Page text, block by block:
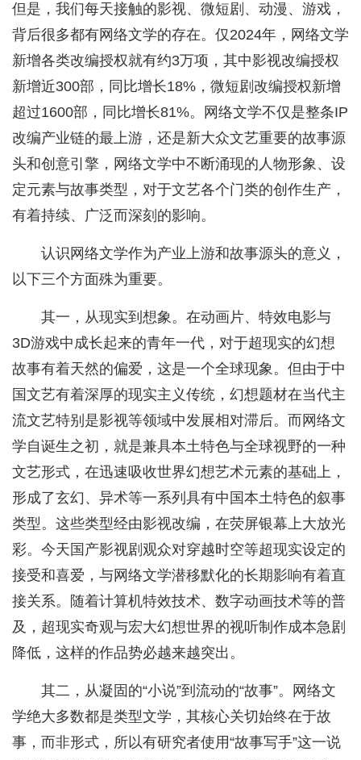
但是，我们每天接触的影视、微短剧、动漫、游戏，
背后很多都有网络文学的存在。仅2024年，网络文学
新增各类改编授权就有约3万项，其中影视改编授权
新增近300部，同比增长18%，微短剧改编授权新增
超过1600部，同比增长81%。网络文学不仅是整条IP
改编产业链的最上游，还是新大众文艺重要的故事源
头和创意引擎，网络文学中不断涌现的人物形象、设
定元素与故事类型，对于文艺各个门类的创作生产，
有着持续、广泛而深刻的影响。
认识网络文学作为产业上游和故事源头的意义，
以下三个方面殊为重要。
其一，从现实到想象。在动画片、特效电影与
3D游戏中成长起来的青年一代，对于超现实的幻想
故事有着天然的偏爱，这是一个全球现象。但由于中
国文艺有着深厚的现实主义传统，幻想题材在当代主
流文艺特别是影视等领域中发展相对滞后。而网络文
学自诞生之初，就是兼具本土特色与全球视野的一种
文艺形式，在迅速吸收世界幻想艺术元素的基础上，
形成了玄幻、异术等一系列具有中国本土特色的叙事
类型。这些类型经由影视改编，在荧屏银幕上大放光
彩。今天国产影视剧观众对穿越时空等超现实设定的
接受和喜爱，与网络文学潜移默化的长期影响有着直
接关系。随着计算机特效技术、数字动画技术等的普
及，超现实奇观与宏大幻想世界的视听制作成本急剧
降低，这样的作品势必越来越突出。
其二，从凝固的“小说”到流动的“故事”。网络文
学绝大多数都是类型文学，其核心关切始终在于故
事，而非形式，所以有研究者使用“故事写手”这一说